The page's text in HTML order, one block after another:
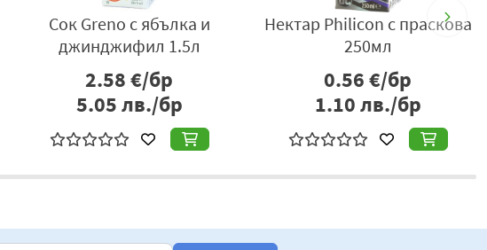
Сок Greno с ябълка и
джинджифил 1.5л
2.58€/бр
5.05лв./бр
Нектар Philicon с праскова
250мл
0.56€/бр
1.10лв./бр